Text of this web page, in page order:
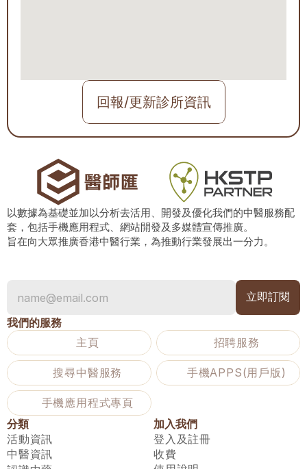
回報/更新診所資訊
以數據為基礎並加以分析去活用、開發及優化我們的中醫服務配
套，包括手機應用程式、網站開發及多媒體宣傳推廣。
旨在向大眾推廣香港中醫行業，為推動行業發展出一分力。
我們的服務
主頁
招聘服務
搜尋中醫服務 手機APPS(用戶版)
手機應用程式專頁
分類
活動資訊
中醫資訊
加入我們
登入及註冊
收費